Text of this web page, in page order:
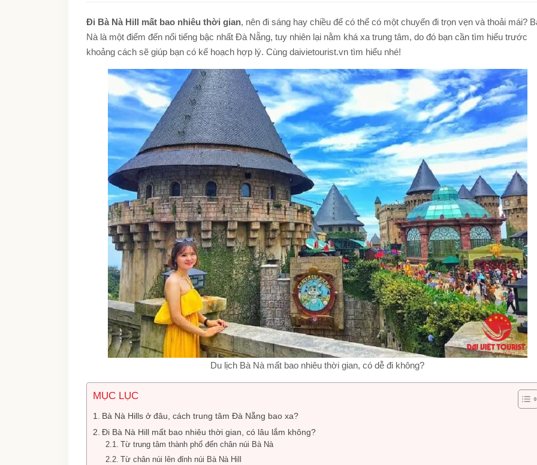
TOUR NAM ĐẢO PHÚ QUỐC
TOUR CÂU MỰC ĐÊM PHÚ QUỐC
TOUR LẶN BIỂN NHA TRANG
Đi Bà Nà Hill mất bao nhiêu thời gian, nên đi sáng hay chiều để có thể có một chuyến đi trọn vẹn và thoải mái?
Nà là một điểm đến nổi tiếng bậc nhất Đà Nẵng, tuy nhiên lại nằm khá xa trung tâm, do đó bạn cần tìm hiểu trước
khoảng cách sẽ giúp bạn có kế hoạch hợp lý. Cùng daivietourist.vn tìm hiểu nhé!
Du lịch Bà Nà mất bao nhiêu thời gian, có dễ đi không?
MỤC LỤC
Bà Nà Hills ở đâu, cách trung tâm Đà Nẵng bao xa?
Đi Bà Nà Hill mất bao nhiêu thời gian, có lâu lắm không?
Từ trung tâm thành phố đến chân núi Bà Nà
Từ chân núi lên đỉnh núi Bà Nà Hill